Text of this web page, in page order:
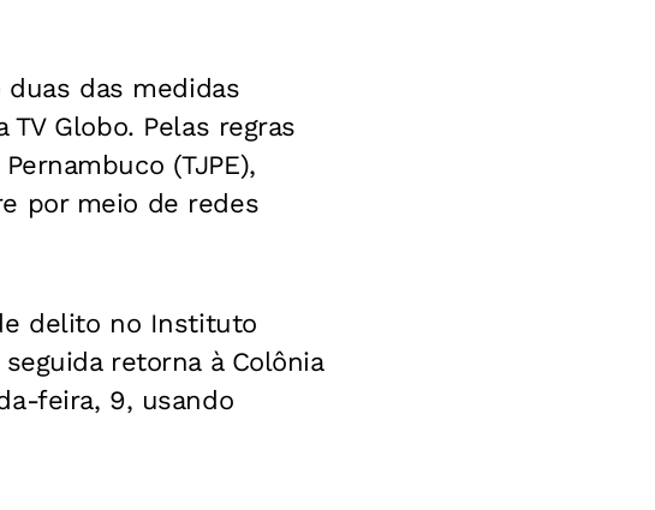
das medidas
Globo. Pelas regras
(TJPE),
por meio de redes
delito no Instituto
retorna à Colônia
feira, 9, usando